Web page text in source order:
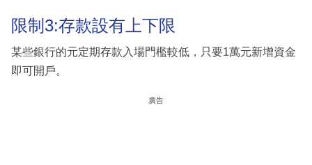
限制3:存款設有上下限
某些銀行的元定期存款入場門檻較低，只要1萬元新增資金
即可開戶。
廣告